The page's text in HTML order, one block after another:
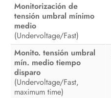
Monitorización de
tensión umbral mínimo
medio
(Undervoltage/Fast)
Monito. tensión umbral
mín. medio tiempo
disparo
(Undervoltage/Fast,
maximum time)